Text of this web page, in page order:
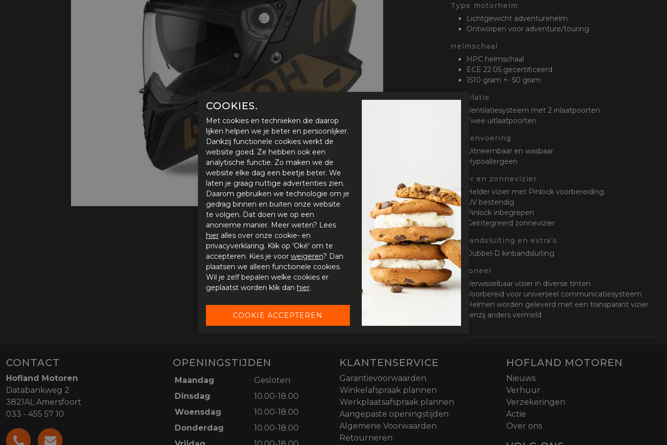
handschoenen
All-Season
handschoenen
Verwarmde
handschoenen
Sloten
Telefoon
Type motorhelm
Lichtgewicht adventurehelm
Ontworpen voor adventure/touring
Helmschaal
HPC helmschaal
ECE 22.05 gecertificeerd
1510 gram +- 50 gram
Ventilatie
Ventilatiesysteem met 2 inlaatpoorten
Twee uitlaatpoorten
Binnenvoering
Uitneembaar en wasbaar
Hypoallergeen
Vizier en zonnevizier
Helder vizier met Pinlock voorbereiding
UV bestendig
Pinlock inbegrepen
Geïntegreerd zonnevizier
Kinbandsluiting en extra’s
Dubbel-D kinbandsluiting
Optioneel
Verwisselbaar vizier in diverse tinten
Voorbereid voor universeel communicatiesysteem
Helmen worden geleverd met een transparant vizier
tenzij anders vermeld
CONTACT
Hofland Motoren
Databankweg 2
3821AL Amersfoort
033 - 455 57 10
OPENINGSTIJDEN
Maandag
Gesloten
Dinsdag
10.00-18.00
Woensdag
10.00-18.00
Donderdag
10.00-18.00
KLANTENSERVICE
Garantievoorwaarden
Winkelafspraak plannen
Werkplaatsafspraak plannen
Aangepaste openingstijden
Algemene Voorwaarden
Retourneren
HOFLAND MOTOREN
Nieuws
Verhuur
Verzekeringen
Actie
Over ons
COOKIES.
Met cookies en technieken die daarop
lijken helpen we je beter en persoonlijker.
Dankzij functionele cookies werkt de
website goed. Ze hebben ook een
analytische functie. Zo maken we de
website elke dag een beetje beter. We
laten je graag nuttige advertenties zien.
Daarom gebruiken we technologie om je
gedrag binnen en buiten onze website
te volgen. Dat doen we op een
anonieme manier. Meer weten? Lees
hier alles over onze cookie- en
privacyverklaring. Klik op 'Oké' om te
accepteren. Kies je voor weigeren? Dan
plaatsen we alleen functionele cookies.
Wil je zelf bepalen welke cookies er
geplaatst worden klik dan hier.